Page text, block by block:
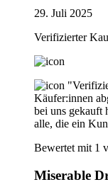
29. Juli 2025
Verifizierter
Käufer:innen
bei uns gekauft
alle, die ein
Bewertet mit 1
Miserable